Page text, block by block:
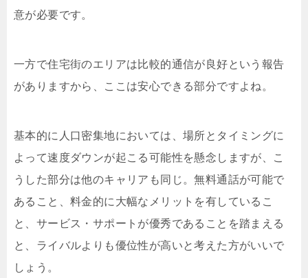
意が必要です。
一方で住宅街のエリアは比較的通信が良好という報告
がありますから、ここは安心できる部分ですよね。
基本的に人口密集地においては、場所とタイミングに
よって速度ダウンが起こる可能性を懸念しますが、こ
うした部分は他のキャリアも同じ。無料通話が可能で
あること、料金的に大幅なメリットを有しているこ
と、サービス・サポートが優秀であることを踏まえる
と、ライバルよりも優位性が高いと考えた方がいいで
しょう。